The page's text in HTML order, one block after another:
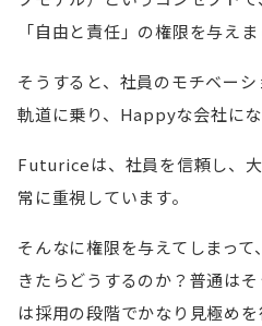
「自由と責任」の権限を与えま
そうすると、社員のモチベー
軌道に乗り、Happyな会社にな
Futuriceは、社員を信頼し、
常に重視しています。
そんなに権限を与えてしまっ
きたらどうするのか？普通は
は採用の段階でかなり見極め